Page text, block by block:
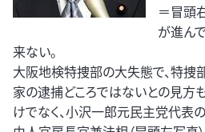
＝冒頭
が進ん
来ない。
大阪地検特捜部の大失態で、特捜
家の逮捕どころではないとの見方
けでなく、小沢一郎元民主党代表